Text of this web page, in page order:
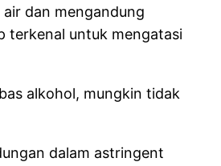
dan mengandung
terkenal untuk mengatasi
alkohol, mungkin tidak
dalam astringent